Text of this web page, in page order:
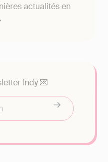
actualités en
Indy 💌